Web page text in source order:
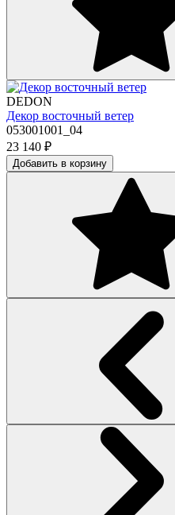
DEDON
Декор восточный ветер
053001001_04
23 140 ₽
Добавить в корзину